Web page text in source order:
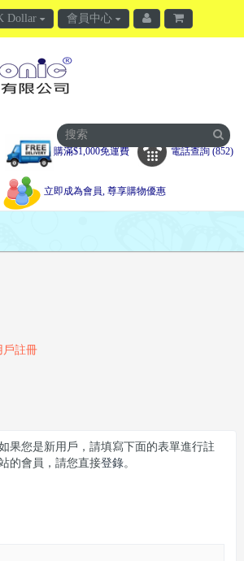
Dollar 會員中心
購滿$1,000免運費 電話查詢 (852)
立即成為會員, 尊享購物優惠
戶註冊
果您是新用戶，請填寫下面的表單進行註
的會員，請您直接登錄。